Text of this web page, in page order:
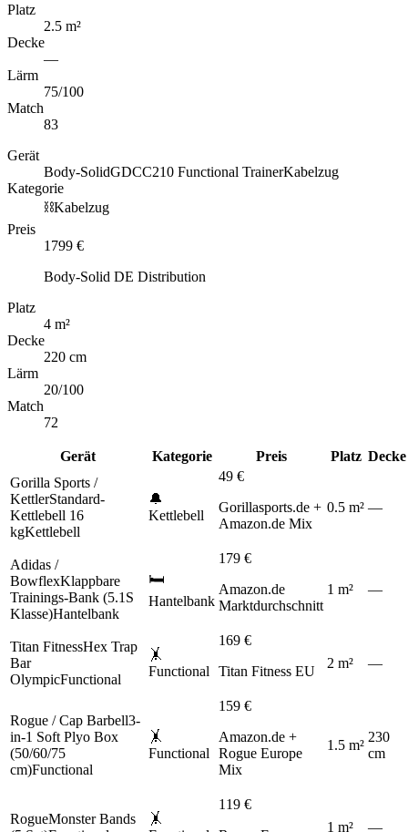
Platz
2.5 m²
Decke
—
Lärm
75/100
Match
83
Gerät
Body-SolidGDCC210 Functional TrainerKabelzug
Kategorie
⛓️Kabelzug
Preis
1799 €
Body-Solid DE Distribution
Platz
4 m²
Decke
220 cm
Lärm
20/100
Match
72
Gerät Kategorie Preis Platz Decke
Gorilla Sports /
KettlerStandard-
Kettlebell 16
kgKettlebell
🔔
Kettlebell
49 €
Gorillasports.de +
Amazon.de Mix
0.5 m² —
Adidas /
BowflexKlappbare
Trainings-Bank (5.1S
Klasse)Hantelbank
🛏️
Hantelbank
179 €
Amazon.de
Marktdurchschnitt
1 m² —
Titan FitnessHex Trap
Bar
OlympicFunctional
🤸
Functional
169 €
Titan Fitness EU
2 m² —
Rogue / Cap Barbell3-
in-1 Soft Plyo Box
(50/60/75
cm)Functional
🤸
Functional
159 €
Amazon.de +
Rogue Europe
Mix
1.5 m²
230
cm
RogueMonster Bands
🤸
119 €
1 m² —